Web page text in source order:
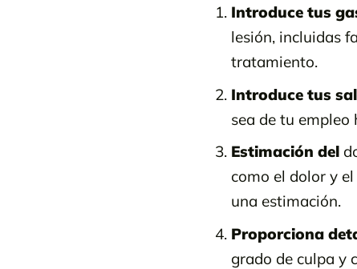
Introduce tus
lesión, incluidas
tratamiento.
Introduce tus
sea de tu
Estimación del
como el dolor y
una estimación.
Proporciona
grado de culpa y